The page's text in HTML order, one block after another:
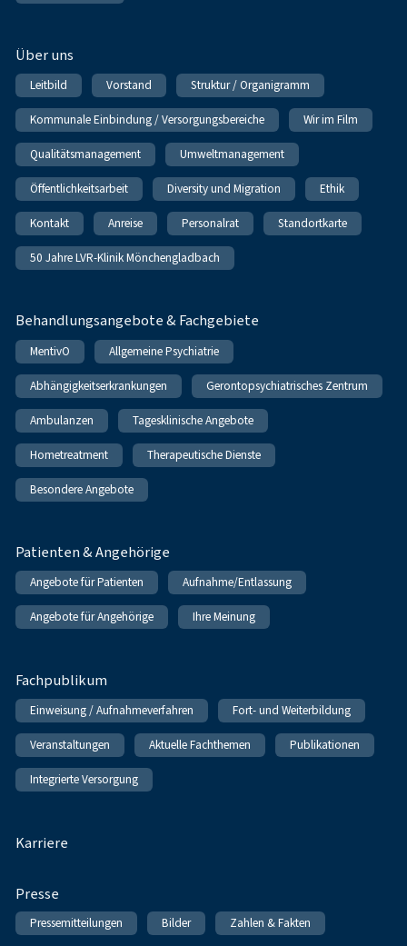
Über uns
Leitbild Vorstand Struktur / Organigramm
Kommunale Einbindung / Versorgungsbereiche Wir im Film
Qualitätsmanagement Umweltmanagement
Öffentlichkeitsarbeit Diversity und Migration Ethik
Kontakt Anreise Personalrat Standortkarte
50 Jahre LVR-Klinik Mönchengladbach
Behandlungsangebote & Fachgebiete
MentivO Allgemeine Psychiatrie
Abhängigkeitserkrankungen Gerontopsychiatrisches Zentrum
Ambulanzen Tagesklinische Angebote
Hometreatment Therapeutische Dienste
Besondere Angebote
Patienten & Angehörige
Angebote für Patienten Aufnahme/Entlassung
Angebote für Angehörige Ihre Meinung
Fachpublikum
Einweisung / Aufnahmeverfahren Fort- und Weiterbildung
Veranstaltungen Aktuelle Fachthemen Publikationen
Integrierte Versorgung
Karriere
Presse
Pressemitteilungen Bilder Zahlen & Fakten